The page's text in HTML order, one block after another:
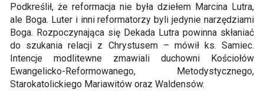
Podkreślił, że reformacja nie była dziełem Marcina Lutra,
ale Boga. Luter i inni reformatorzy byli jedynie narzędziami
Boga. Rozpoczynająca się Dekada Lutra powinna skłaniać
do szukania relacji z Chrystusem – mówił ks. Samiec.
Intencje modlitewne zmawiali duchowni Kościołów
Ewangelicko-Reformowanego, Metodystycznego,
Starokatolickiego Mariawitów oraz Waldensów.